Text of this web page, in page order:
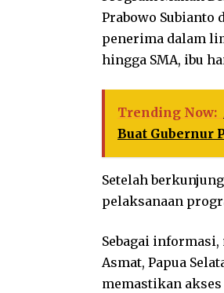
Prabowo Subianto
penerima dalam
hingga SMA, ibu
Trending Now:
Buat Gubernur
Setelah
pelaksanaan
Sebagai
Asmat, Papua
memastikan